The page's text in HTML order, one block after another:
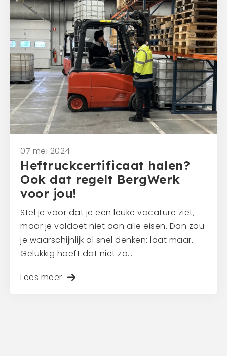
Mens en dier
Veelgestelde vragenContact
Contact0341 - 45 33 09info@bergwerk.nu
Tips & Tricks
07 mei 2024
Heftruckcertificaat halen?
Ook dat regelt BergWerk
voor jou!
Stel je voor dat je een leuke vacature ziet,
maar je voldoet niet aan alle eisen. Dan zou
je waarschijnlijk al snel denken: laat maar.
Gelukkig hoeft dat niet zo…
Lees meer